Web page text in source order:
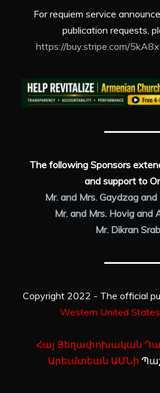
For requiem service
publication requests,
https://buy.stripe.com/
The following Sponsors
and support to
Mr. and Mrs. Gaydzag
Mr. and Mrs. Hovig and
Mr. Dikran
Copyright 2022 - The official
Western United
Հայ Յեղափոխական
Արեւմտեան ԱՄՆի